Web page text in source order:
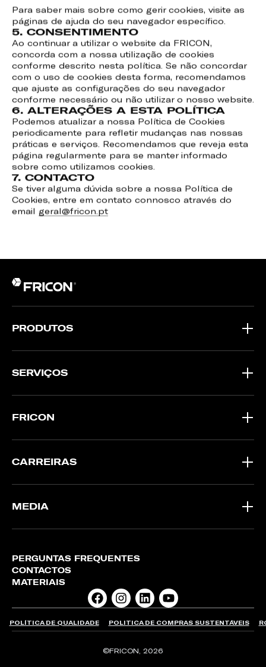
Para saber mais sobre como gerir cookies, visite as
páginas de ajuda do seu navegador específico.
5. CONSENTIMENTO
Ao continuar a utilizar o website da FRICON,
concorda com a nossa utilização de cookies
conforme descrito nesta política. Se não concordar
com o uso de cookies desta forma, recomendamos
que ajuste as configurações do seu navegador
conforme necessário ou não utilizar o nosso website.
6. ALTERAÇÕES A ESTA POLÍTICA
Podemos atualizar a nossa Política de Cookies
periodicamente para refletir mudanças nas nossas
práticas e serviços. Recomendamos que reveja esta
página regularmente para se manter informado
sobre como utilizamos cookies.
7. CONTACTO
Se tiver alguma dúvida sobre a nossa Política de
Cookies, entre em contato connosco através do
email geral@fricon.pt
PRODUTOS
SERVIÇOS
FRICON
CARREIRAS
MEDIA
PERGUNTAS FREQUENTES
CONTACTOS
MATERIAIS
©FRICON, 2026
POLÍTICA DE QUALIDADE POLITICA DE COMPRAS SUSTENTÁVEIS